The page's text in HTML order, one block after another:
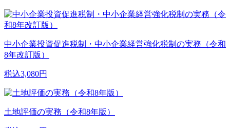
中小企業投資促進税制・中小企業経営強化税制の実務（令和
8年改訂版）
税込3,080円
土地評価の実務（令和8年版）